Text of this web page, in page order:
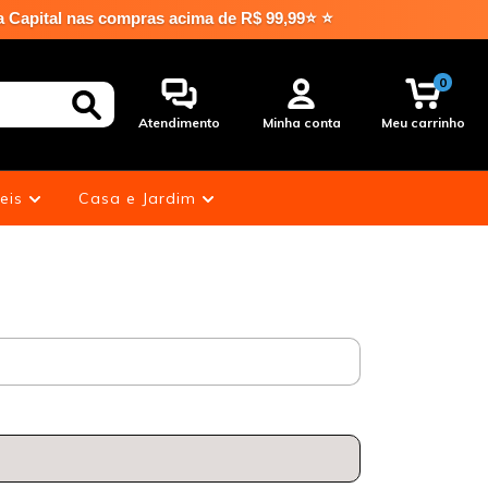
nas compras acima de R$ 99,99⭐ ⭐
Atendimento Minha conta Meu carrinho
0
Casa e Jardim